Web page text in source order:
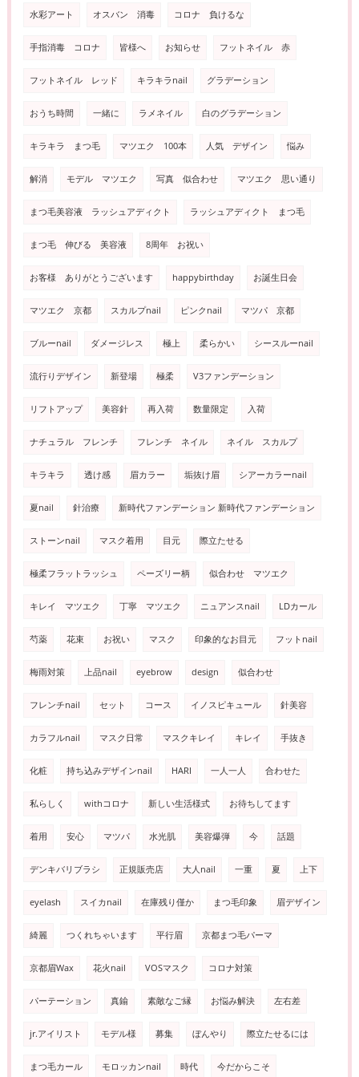
水彩アート オスバン 消毒 コロナ 負けるな
手指消毒 コロナ 皆様へ お知らせ フットネイル 赤
フットネイル レッド キラキラnail グラデーション
おうち時間 一緒に ラメネイル 白のグラデーション
キラキラ まつ毛 マツエク 100本 人気 デザイン 悩み
解消 モデル マツエク 写真 似合わせ マツエク 思い通り
まつ毛美容液 ラッシュアディクト ラッシュアディクト まつ毛
まつ毛 伸びる 美容液 8周年 お祝い
お客様 ありがとうございます happybirthday お誕生日会
マツエク 京都 スカルプnail ピンクnail マツパ 京都
ブルーnail ダメージレス 極上 柔らかい シースルーnail
流行りデザイン 新登場 極柔 V3ファンデーション
リフトアップ 美容針 再入荷 数量限定 入荷
ナチュラル フレンチ フレンチ ネイル ネイル スカルプ
キラキラ 透け感 眉カラー 垢抜け眉 シアーカラーnail
夏nail 針治療 新時代ファンデーション 新時代ファンデーション
ストーンnail マスク着用 目元 際立たせる
極柔フラットラッシュ ペーズリー柄 似合わせ マツエク
キレイ マツエク 丁寧 マツエク ニュアンスnail LDカール
芍薬 花束 お祝い マスク 印象的なお目元 フットnail
梅雨対策 上品nail eyebrow design 似合わせ
フレンチnail セット コース イノスピキュール 針美容
カラフルnail マスク日常 マスクキレイ キレイ 手抜き
化粧 持ち込みデザインnail HARI 一人一人 合わせた
私らしく withコロナ 新しい生活様式 お待ちしてます
着用 安心 マツパ 水光肌 美容爆弾 今 話題
デンキバリブラシ 正規販売店 大人nail 一重 夏 上下
eyelash スイカnail 在庫残り僅か まつ毛印象 眉デザイン
綺麗 つくれちゃいます 平行眉 京都まつ毛パーマ
京都眉Wax 花火nail VOSマスク コロナ対策
パーテーション 真鍮 素敵なご縁 お悩み解決 左右差
jr.アイリスト モデル様 募集 ぼんやり 際立たせるには
まつ毛カール モロッカンnail 時代 今だからこそ